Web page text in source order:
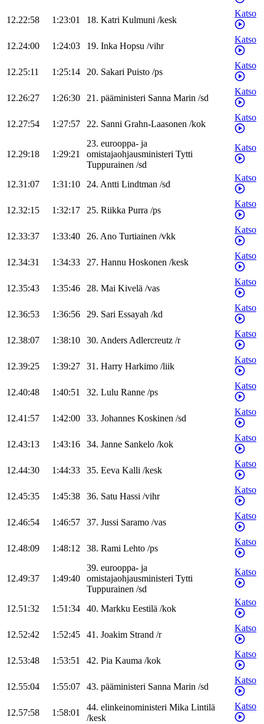
12.22:58 1:23:01 18. Katri Kulmuni /kesk
Katso
12.24:00 1:24:03 19. Inka Hopsu /vihr
Katso
12.25:11 1:25:14 20. Sakari Puisto /ps
Katso
12.26:27 1:26:30 21. pääministeri Sanna Marin /sd
Katso
12.27:54 1:27:57 22. Sanni Grahn-Laasonen /kok
Katso
12.29:18 1:29:21
23. eurooppa- ja
omistajaohjausministeri Tytti
Tuppurainen /sd
Katso
12.31:07 1:31:10 24. Antti Lindtman /sd
Katso
12.32:15 1:32:17 25. Riikka Purra /ps
Katso
12.33:37 1:33:40 26. Ano Turtiainen /vkk
Katso
12.34:31 1:34:33 27. Hannu Hoskonen /kesk
Katso
12.35:43 1:35:46 28. Mai Kivelä /vas
Katso
12.36:53 1:36:56 29. Sari Essayah /kd
Katso
12.38:07 1:38:10 30. AndersAdlercreutz /r
Katso
12.39:25 1:39:27 31. Harry Harkimo /liik
Katso
12.40:48 1:40:51 32. Lulu Ranne /ps
Katso
12.41:57 1:42:00 33. Johannes Koskinen /sd
Katso
12.43:13 1:43:16 34. Janne Sankelo /kok
Katso
12.44:30 1:44:33 35. Eeva Kalli /kesk
Katso
12.45:35 1:45:38 36. Satu Hassi /vihr
Katso
12.46:54 1:46:57 37. Jussi Saramo /vas
Katso
12.48:09 1:48:12 38. Rami Lehto /ps
Katso
12.49:37 1:49:40
39. eurooppa- ja
omistajaohjausministeri Tytti
Tuppurainen /sd
Katso
12.51:32 1:51:34 40. Markku Eestilä /kok
Katso
12.52:42 1:52:45 41. Joakim Strand /r
Katso
12.53:48 1:53:51 42. Pia Kauma /kok
Katso
12.55:04 1:55:07 43. pääministeri Sanna Marin /sd
Katso
12.57:58 1:58:01
44. elinkeinoministeri Mika Lintilä
/kesk
Katso